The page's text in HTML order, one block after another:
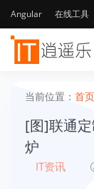
Angular 在线工具
当前位置： 首页
[图]联通
炉
IT资讯